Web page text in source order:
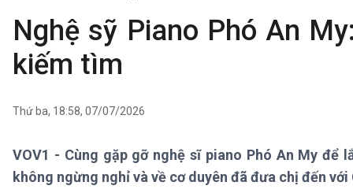
Thời sự 12h
Thời sự 18h
Xã hội
Tin Đời sống & Xã hội
Khoa học & Công nghệ
Tin Khoa học & Công nghệ
Nghệ sỹ Piano Phó An
kiếm tìm
Thứ ba, 18:58, 07/07/2026
VOV1 - Cùng gặp gỡ nghệ sĩ piano Phó An My để
không ngừng nghỉ và về cơ duyên đã đưa chị đến